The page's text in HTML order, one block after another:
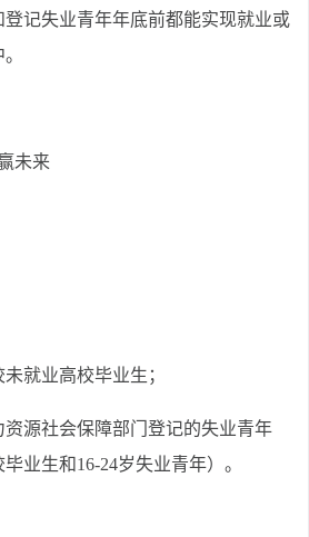
记失业青年年底前都能实现就业或
未来
未就业高校毕业生；
资源社会保障部门登记的失业青年
业生和16-24岁失业青年）。